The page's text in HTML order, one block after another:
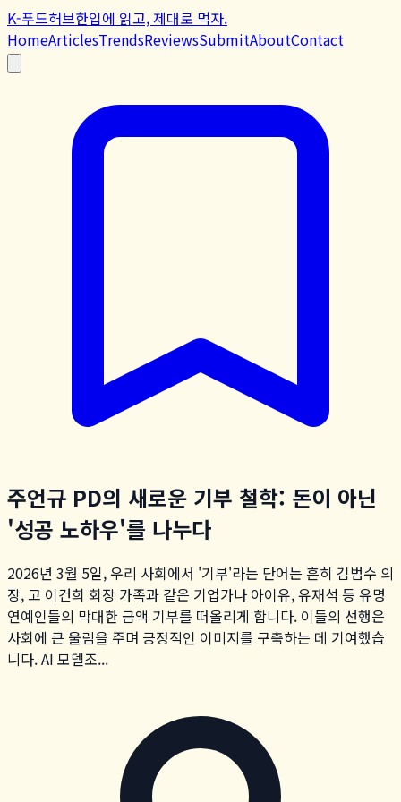
K-푸드허브한입에 읽고, 제대로 먹자.
HomeArticlesTrendsReviewsSubmitAboutContact
주언규 PD의 새로운 기부 철학: 돈이 아닌
'성공 노하우'를 나누다
2026년 3월 5일, 우리 사회에서 '기부'라는 단어는 흔히 김범수 의
장, 고 이건희 회장 가족과 같은 기업가나 아이유, 유재석 등 유명
연예인들의 막대한 금액 기부를 떠올리게 합니다. 이들의 선행은
사회에 큰 울림을 주며 긍정적인 이미지를 구축하는 데 기여했습
니다. AI 모델조...